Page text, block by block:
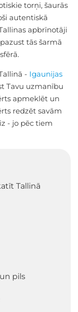
torņi, šaurās
autentiskā
apbrīnotāji
tās šarmā
- Igaunijas
Tavu uzmanību
apmeklēt un
redzēt savām
- jo pēc tiem
Tallinā
pils